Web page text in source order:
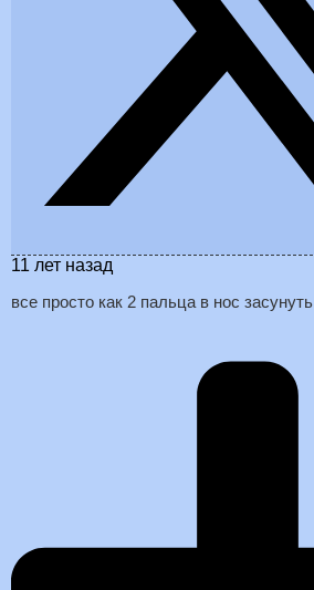
11 лет назад
все просто как 2 пальца в нос засунуть